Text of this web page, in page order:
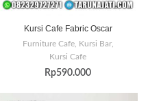
Kursi Cafe Fabric Oscar
Furniture Cafe, Kursi Bar,
Kursi Cafe
Rp590.000